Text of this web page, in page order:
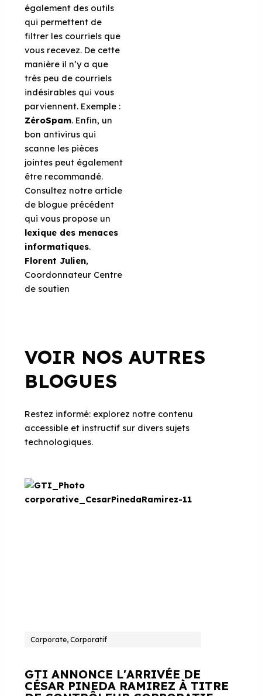
également des outils
qui permettent de
filtrer les courriels que
vous recevez. De cette
manière il n’y a que
très peu de courriels
indésirables qui vous
parviennent. Exemple :
ZéroSpam. Enfin, un
bon antivirus qui
scanne les pièces
jointes peut également
être recommandé.
Consultez notre article
de blogue précédent
qui vous propose un
lexique des menaces
informatiques.
Florent Julien,
Coordonnateur Centre
de soutien
VOIR NOS AUTRES
BLOGUES
Restez informé: explorez notre contenu
accessible et instructif sur divers sujets
technologiques.
Corporate, Corporatif
GTI ANNONCE L'ARRIVÉE DE
CÉSAR PINEDA RAMIREZ À TITRE